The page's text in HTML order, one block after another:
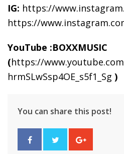
IG: https://
https://
YouTube :BOXXMUSIC
(https://
hrmSLwSsp4OE_s5f1_Sg )
You can share this post!